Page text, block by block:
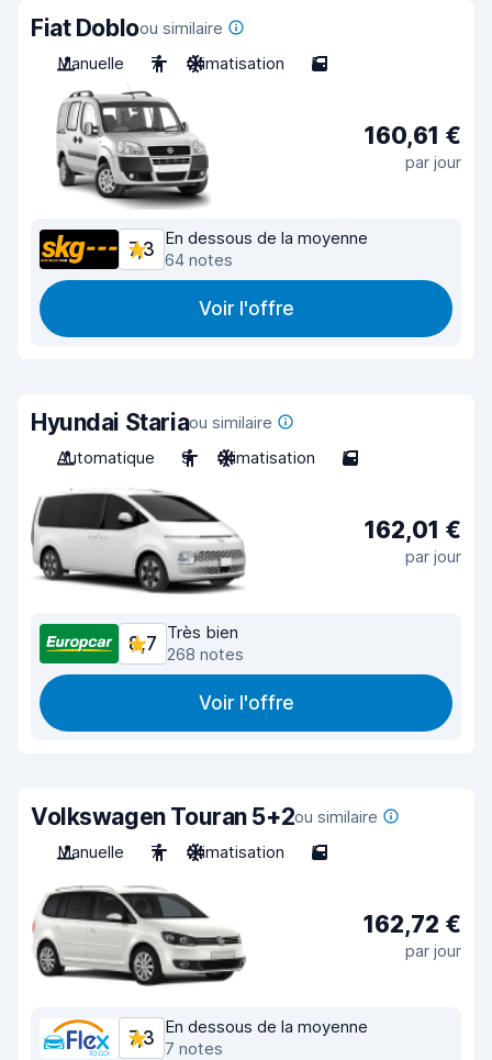
Fiat Dobloou similaire
Manuelle
7 Climatisation 5
160,61 €
par jour
7,3
En dessous de la moyenne
64 notes
Voir l'offre
Hyundai Stariaou similaire
Automatique
9 Climatisation 5
162,01 €
par jour
8,7
Très bien
268 notes
Voir l'offre
Volkswagen Touran 5+2ou similaire
Manuelle
7 Climatisation 5
162,72 €
par jour
7,3
En dessous de la moyenne
7 notes